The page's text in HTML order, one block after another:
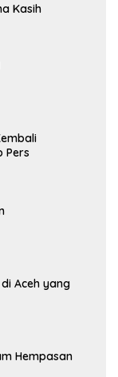
Kasih
Pers
Aceh yang
Hempasan